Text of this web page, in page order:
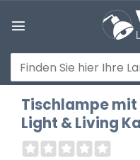
Inhalt
Suchen
nach:
Tischlampe
Light & Living